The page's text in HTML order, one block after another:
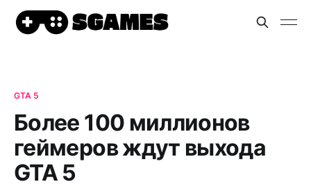
GTA 5
Более 100 миллионов
геймеров ждут выхода
GTA 5